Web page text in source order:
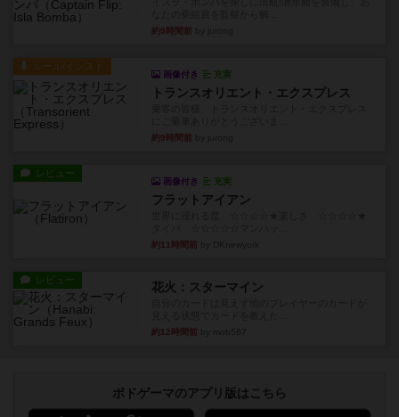
約9時間前
ルール/インスト
画像付き 充実
トランスオリエント・エクスプレス
約9時間前
レビュー
画像付き 充実
フラットアイアン
約11時間前
レビュー 花火：スターマイン
約12時間前
ボドゲーマのアプリ版はこちら